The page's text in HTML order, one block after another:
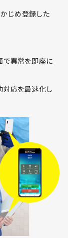
じめ登録した
で異常を即座に
対応を最速化し